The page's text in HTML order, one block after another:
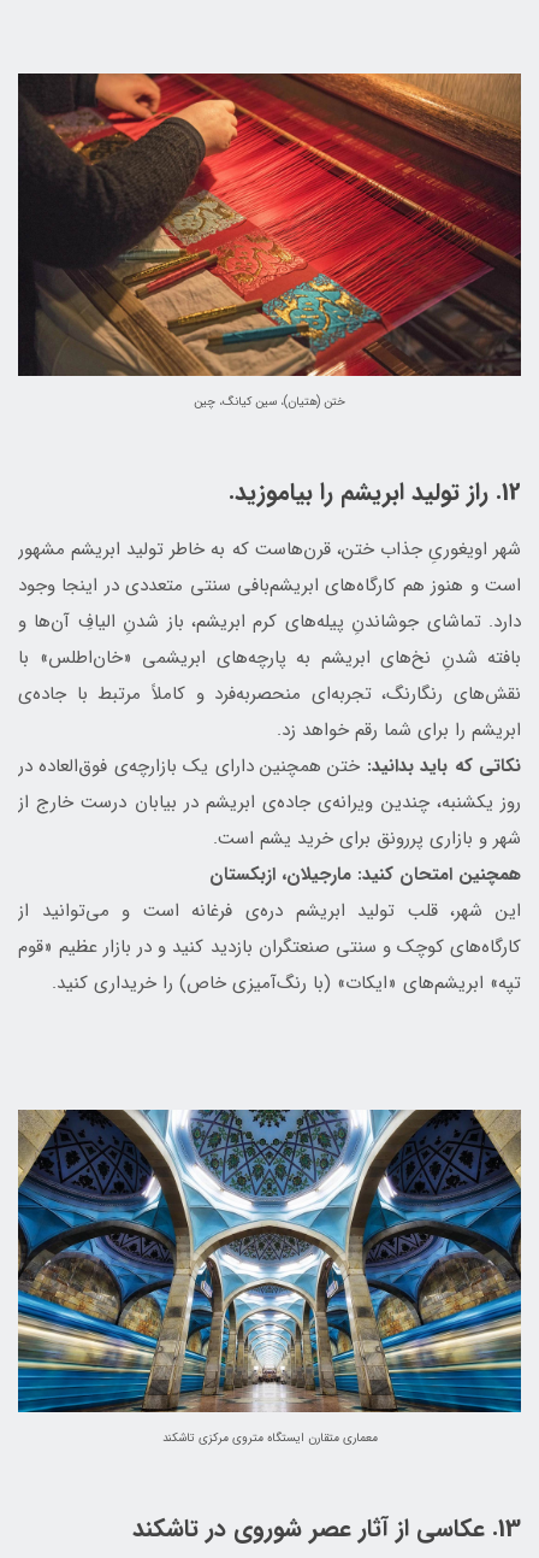
ختن (هتیان)، سین کیانگ، چین
12. راز تولید ابریشم را بیاموزید.
شهر اویغوریِ جذاب ختن، قرن‌هاست که به خاطر تولید ابریشم مشهور
است و هنوز هم کارگاه‌های ابریشم‌بافی سنتی متعددی در اینجا وجود
دارد. تماشای جوشاندنِ پیله‌های کرم ابریشم، باز شدنِ الیافِ آن‌ها و
بافته شدنِ نخ‌های ابریشم به پارچه‌های ابریشمی «خان‌اطلس» با
نقش‌های رنگارنگ، تجربه‌ای منحصربه‌فرد و کاملاً مرتبط با جاده‌ی
ابریشم را برای شما رقم خواهد زد.
نکاتی که باید بدانید: ختن همچنین دارای یک بازارچه‌ی فوق‌العاده در
روز یکشنبه، چندین ویرانه‌ی جاده‌ی ابریشم در بیابان درست خارج از
شهر و بازاری پررونق برای خرید یشم است.
همچنین امتحان کنید: مارجیلان، ازبکستان
این شهر، قلب تولید ابریشم دره‌ی فرغانه است و می‌توانید از
کارگاه‌های کوچک و سنتی صنعتگران بازدید کنید و در بازار عظیم «قوم
تپه» ابریشم‌های «ایکات» (با رنگ‌آمیزی خاص) را خریداری کنید.
معماری متقارن ایستگاه متروی مرکزی تاشکند
13. عکاسی از آثار عصر شوروی در تاشکند